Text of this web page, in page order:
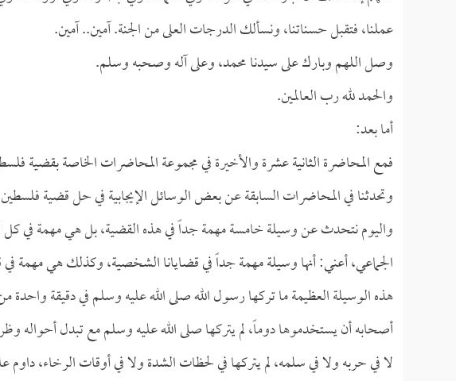
عملنا، فتقبل حسناتنا، ونسألك الدرجات العلى من الجنة. آمين.. آمين.
وصل اللهم وبارك على سيدنا محمد، وعلى آله وصحبه وسلم.
والحمد لله رب العالمين.
أما بعد:
فمع المحاضرة الثانية عشرة والأخيرة في مجموعة المحاضرات الخاصة بقضية
وتحدثنا في المحاضرات السابقة عن بعض الوسائل الإيجابية في حل قضية فلسطين
واليوم نتحدث عن وسيلة خامسة مهمة جداً في هذه القضية، بل هي مهمة في كل
الجماعي، أعني: أنها وسيلة مهمة جداً في قضايانا الشخصية، وكذلك هي مهمة في
هذه الوسيلة العظيمة ما تركها رسول الله صلى الله عليه وسلم في دقيقة واحدة
أصحابه أن يستخدموها دوماً، لم يتركها صلى الله عليه وسلم مع تبدل أحواله
لا في حربه ولا في سلمه، لم يتركها في لحظات الشدة ولا في أوقات الرخاء، داوم